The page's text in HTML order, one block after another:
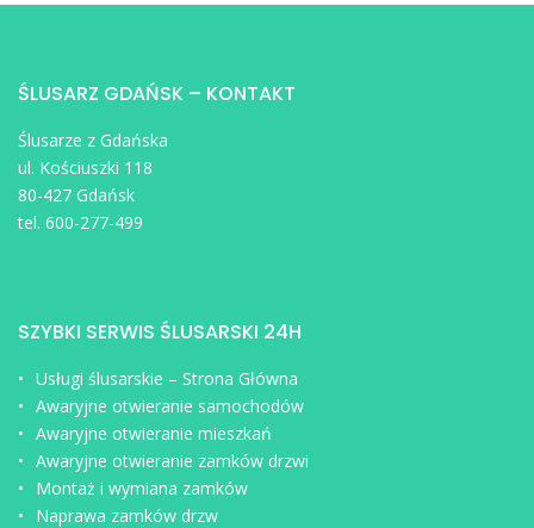
ŚLUSARZ GDAŃSK – KONTAKT
Ślusarze z Gdańska
ul. Kościuszki 118
80-427 Gdańsk
tel. 600-277-499
SZYBKI SERWIS ŚLUSARSKI 24H
Usługi ślusarskie – Strona Główna
Awaryjne otwieranie samochodów
Awaryjne otwieranie mieszkań
Awaryjne otwieranie zamków drzwi
Montaż i wymiana zamków
Naprawa zamków drzw